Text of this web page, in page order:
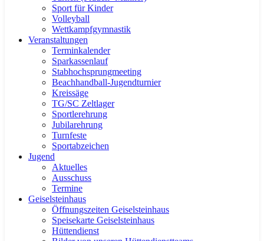
Sport für Kinder
Volleyball
Wettkampfgymnastik
Veranstaltungen
Terminkalender
Sparkassenlauf
Stabhochsprungmeeting
Beachhandball-Jugendturnier
Kreissäge
TG/SC Zeltlager
Sportlerehrung
Jubilarehrung
Turnfeste
Sportabzeichen
Jugend
Aktuelles
Ausschuss
Termine
Geiselsteinhaus
Öffnungszeiten Geiselsteinhaus
Speisekarte Geiselsteinhaus
Hüttendienst